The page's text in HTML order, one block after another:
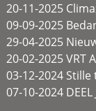
20-11-2025
09-09-2025
29-04-2025
20-02-2025 VRT
03-12-2024
07-10-2024 DEEL